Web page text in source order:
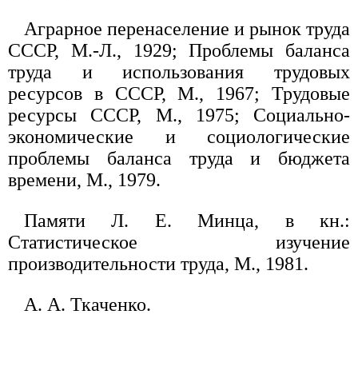
Аграрное перенаселение и рынок труда
СССР, М.-Л., 1929; Проблемы баланса
труда и использования трудовых
ресурсов в СССР, М., 1967; Трудовые
ресурсы СССР, М., 1975; Социально-
экономические и социологические
проблемы баланса труда и бюджета
времени, М., 1979.
Памяти Л. Е. Минца, в кн.:
Статистическое изучение
производительности труда, М., 1981.
А. А. Ткаченко.